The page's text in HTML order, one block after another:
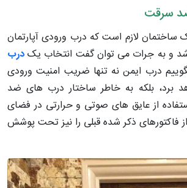
ساختمان لازم است که درب ورودی آپارتمان
و به جرات می توان گفت انتخاب یکدرب
درب ایمن نه تنها ضریب امنیت ورودی
برد، بلکه به خاطر ساختار درب های ضد
از عایق های صوتی و حرارتی در فضای
فاکتورهای ذکر شده قبلی را نیز تحت پوشش